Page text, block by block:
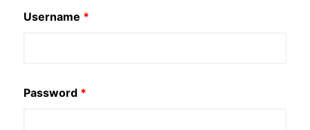
Username *
Password *